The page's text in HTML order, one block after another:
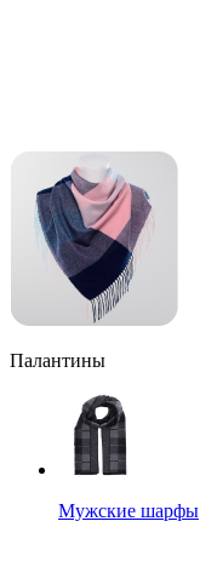
Палантины
Мужские шарфы